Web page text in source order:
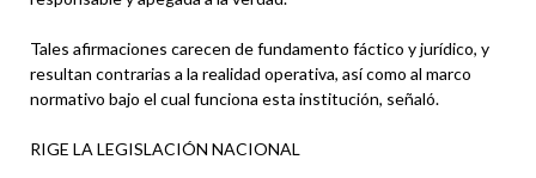
Tales afirmaciones carecen de fundamento fáctico y jurídico, y
resultan contrarias a la realidad operativa, así como al marco
normativo bajo el cual funciona esta institución, señaló.
RIGE LA LEGISLACIÓN NACIONAL